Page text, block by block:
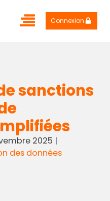
Connexion
sanctions
2025 |
des données